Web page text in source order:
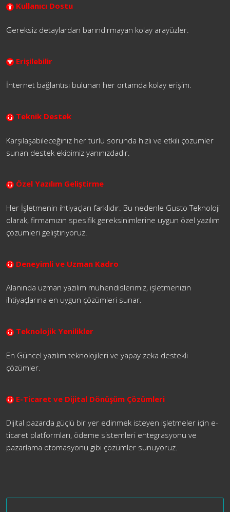
Kullanıcı Dostu
Gereksiz detaylardan barındırmayan kolay arayüzler.
Erişilebilir
İnternet bağlantısı bulunan her ortamda kolay erişim.
Teknik Destek
Karşılaşabileceğiniz her türlü sorunda hızlı ve etkili çözümler
sunan destek ekibimiz yanınızdadır.
Özel Yazılım Geliştirme
Her İşletmenin ihtiyaçları farklıdır. Bu nedenle Gusto Teknoloji
olarak, firmamızın spesifik gereksinimlerine uygun özel yazılım
çözümleri geliştiriyoruz.
Deneyimli ve Uzman Kadro
Alanında uzman yazılım mühendislerimiz, işletmenizin
ihtiyaçlarına en uygun çözümleri sunar.
Teknolojik Yenilikler
En Güncel yazılım teknolojileri ve yapay zeka destekli
çözümler.
E-Ticaret ve Dijital Dönüşüm Çözümleri
Dijital pazarda güçlü bir yer edinmek isteyen işletmeler için e-
ticaret platformları, ödeme sistemleri entegrasyonu ve
pazarlama otomasyonu gibi çözümler sunuyoruz.